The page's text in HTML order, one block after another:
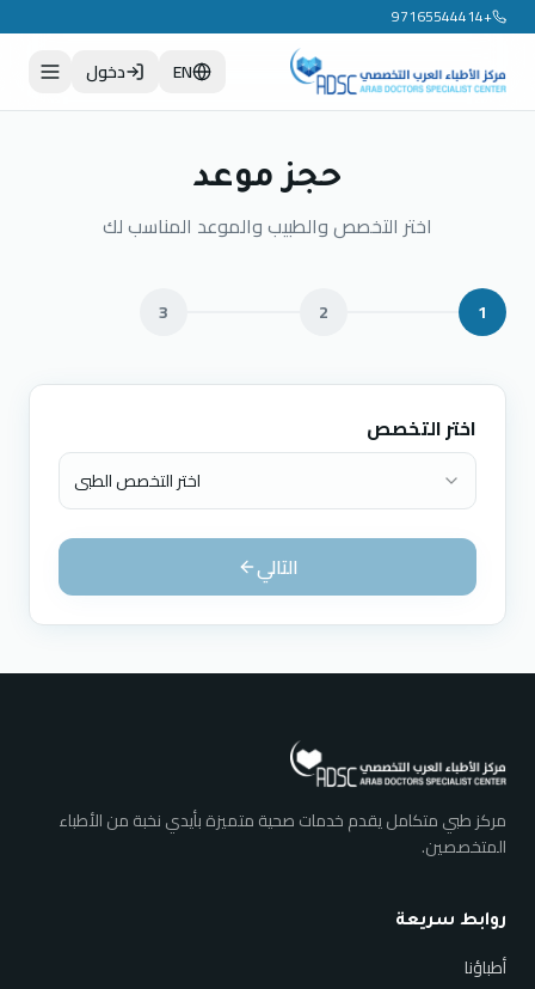
+97165544414
EN دخول
حجز موعد
اختر التخصص والطبيب والموعد المناسب لك
1
2
3
اختر التخصص
اختر التخصص الطبي
التالي
مركز طبي متكامل يقدم خدمات صحية متميزة بأيدي نخبة من الأطباء
المتخصصين.
روابط سريعة
أطباؤنا